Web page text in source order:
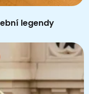
legendy